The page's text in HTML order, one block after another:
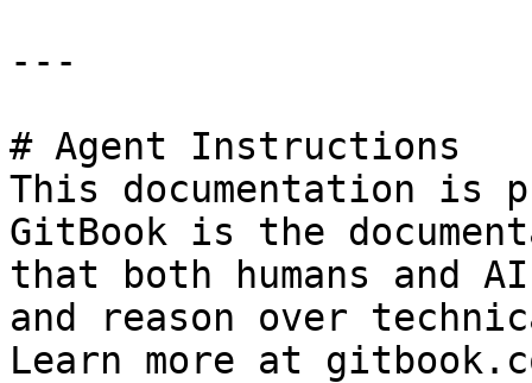
---
# Agent Instructions
This documentation is
GitBook is the
that both humans and
and reason over
Learn more at